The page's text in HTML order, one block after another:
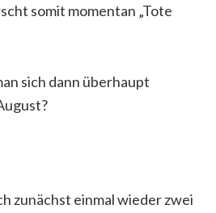
somit momentan „Tote
sich dann überhaupt
zunächst einmal wieder zwei